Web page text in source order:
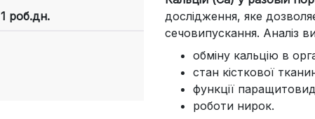
1 роб.дн.
дослідження, яке
сечовипускання. Аналіз
обміну кальцію в
стан кісткової
функції
роботи нирок.